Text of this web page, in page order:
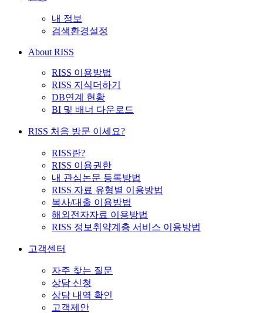
내 정보
검색환경설정
About RISS
RISS 이용방법
RISS 지식더하기
DB연계 현황
BI 및 배너 다운로드
RISS 처음 방문 이세요?
RISS란?
RISS 이용권한
내 관심논문 등록방법
RISS 자료 유형별 이용방법
복사/대출 이용방법
해외전자자료 이용방법
RISS 정보취약계층 서비스 이용방법
고객센터
자주 찾는 질문
상담 신청
상담 내역 확인
고객제안